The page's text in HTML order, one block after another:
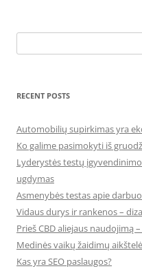
for:
RECENT POSTS
Automobilių supirkimas yra
Ko galime pasimokyti iš
Lyderystės testų
ugdymas
Asmenybės testas apie
Vidaus durys ir rankenos –
Prieš CBD aliejaus naudojimą
Medinės vaikų žaidimų
Kas yra SEO paslaugos?